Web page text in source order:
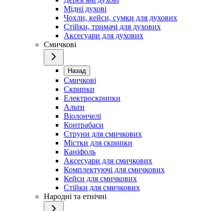
Мідні духові
Чохли, кейси, сумки для духових
Стійки, тримачі для духових
Аксесуари для духових
Смичкові
Назад
Смичкові
Скрипки
Електроскрипки
Альти
Віолончелі
Контрабаси
Струни для смичкових
Містки для скрипки
Каніфоль
Аксесуари для смичкових
Комплектуючі для смичкових
Кейси для смичкових
Стійки для смичкових
Народні та етнічні